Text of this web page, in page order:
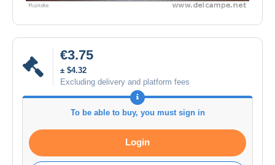
€3.75
± $4.32
Excluding delivery and platform fees
To be able to buy, you must sign in
Login